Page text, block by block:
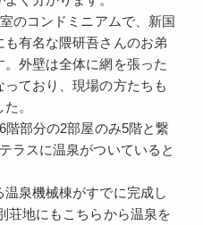
のコンドミニアムで、新国
有名な隈研吾さんのお弟
外壁は全体に網を張った
ており、現場の方たちも
。
階部分の2部屋のみ5階と繋
ラスに温泉がついていると
泉機械棟がすでに完成し
荘地にもこちらから温泉を